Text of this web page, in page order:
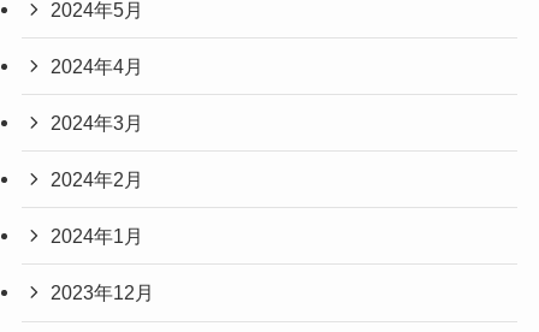
2024年5月
2024年4月
2024年3月
2024年2月
2024年1月
2023年12月